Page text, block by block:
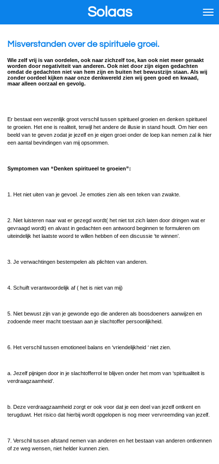
de
Solaas
Misverstanden over de spirituele groei.
Wie zelf vrij is van oordelen, ook naar zichzelf toe, kan ook niet meer geraakt
worden door negativiteit van anderen. Ook niet door zijn eigen gedachten
omdat de gedachten niet van hem zijn en buiten het bewustzijn staan. Als wij
zonder oordeel kijken naar onze denkwereld zien wij geen goed en kwaad,
maar alleen oorzaal en gevolg.
Er bestaat een wezenlijk groot verschil tussen spiritueel groeien en denken spiritueel
te groeien. Het ene is realiteit, terwijl het andere de illusie in stand houdt. Om hier een
beeld van te geven zodat je jezelf en je eigen groei onder de loep kan nemen zal ik hier
een aantal bevindingen van mij opsommen.
Symptomen van “Denken spiritueel te groeien”:
1. Het niet uiten van je gevoel. Je emoties zien als een teken van zwakte.
2. Niet luisteren naar wat er gezegd wordt( het niet tot zich laten door dringen wat er
gevraagd wordt) en alvast in gedachten een antwoord beginnen te formuleren om
uiteindelijk het laatste woord te willen hebben of een discussie ‘te winnen’.
3. Je verwachtingen bestempelen als plichten van anderen.
4. Schuift verantwoordelijk af ( het is niet van mij)
5. Niet bewust zijn van je gewonde ego die anderen als boosdoeners aanwijzen en
zodoende meer macht toestaan aan je slachtoffer persoonlijkheid.
6. Het verschil tussen emotioneel balans en ‘vriendelijkheid ‘ niet zien.
a. Jezelf pijnigen door in je slachtofferrol te blijven onder het mom van ‘spiritualiteit is
verdraagzaamheid’.
b. Deze verdraagzaamheid zorgt er ook voor dat je een deel van jezelf ontkent en
terugduwt. Het risico dat hierbij wordt opgelopen is nog meer vervreemding van jezelf.
7. Verschil tussen afstand nemen van anderen en het bestaan van anderen ontkennen
of ze weg wensen, niet helder kunnen zien.